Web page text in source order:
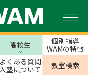
高校生
個別指導
WAMの特徴
よくある質問
入塾について
教室検索